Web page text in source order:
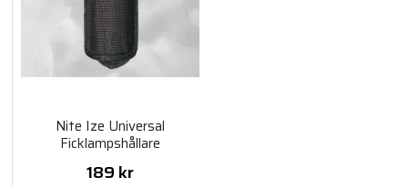
Nite Ize Universal
Ficklampshållare
189 kr